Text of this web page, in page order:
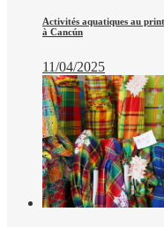
Activités aquatiques au
à Cancún
11/04/2025